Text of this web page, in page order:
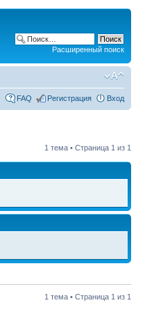
Расширенный поиск
FAQ Регистрация Вход
1 тема • Страница 1 из 1
1 тема • Страница 1 из 1